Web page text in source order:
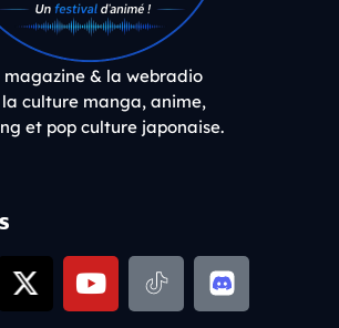
magazine & la webradio
culture manga, anime,
et pop culture japonaise.